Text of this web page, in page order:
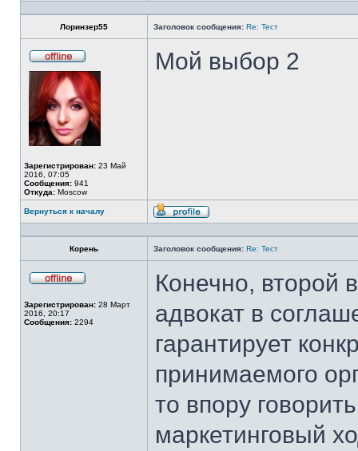
Лоринзер55 Заголовок сообщения: Re: Тест
в
сети
Зарегистрирован: 23 Май
2016, 07:05
Сообщения: 941
Откуда: Moscow
Мой выбор 2
Вернуться к началу
Профиль
Корень Заголовок сообщения: Re: Тест
сети
Зарегистрирован: 28 Март
2016, 20:17
Сообщения: 2294
Конечно, второй
адвокат в
гарантирует
принимаемого
то впору
маркетинговый